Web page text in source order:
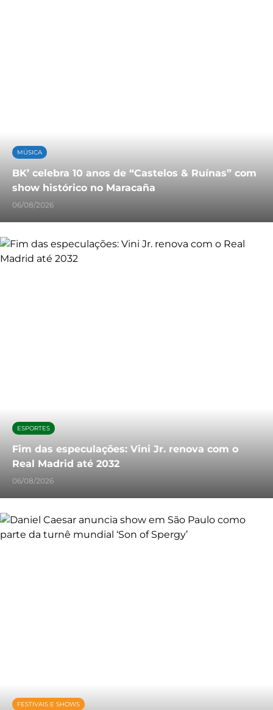
MÚSICA
BK’ celebra 10 anos de “Castelos & Ruínas” com
show histórico no Maracaña
06/08/2026
ESPORTES
Fim das especulações: Vini Jr. renova com o
Real Madrid até 2032
06/08/2026
FESTIVAIS E SHOWS